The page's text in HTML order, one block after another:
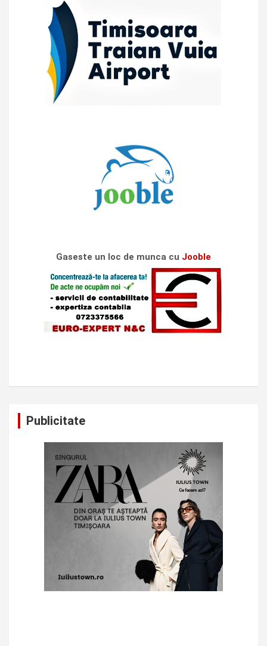
Gaseste un loc de munca cu Jooble
Publicitate